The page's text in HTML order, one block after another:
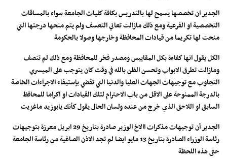
الجدير ان تخصصها يسمح لها بالتدريس بكافة كليات الجامعة سواء بالمساقات
التخصصية او الفرعية ومع ذلك مازالت تعاني التعسف ولم يتم منحها درجتها التي
منحت لها تكريما من قيادات المحافظة وخارجها وصولا بالحكومة
الكل يقول انها كفاءة بكل المقاييس ومصدر فخر للمحافظة ومع ذلك لم تنصف
ومازالت تطرق الابواب وتحسن الظن بالله في وقت كان يتوجب على الميسري
التجاوب مع توجيهات الجهات العليا والدنيا التي تقضي بإستيفاء الاجراءات الخاصة
بالدرجة الممنوحة على الاقل من باب الاحترام لتلك القيادات او اكراما للمحافظ
السابق او اللاحق الذي خرج من عنده ولسان الحال يقول كأنك يابوزيد ماغزيت
الجدير أن توجيهات مذكرات االاخ الوزير صادرة بتاريخ 29 ابريل معرزة بتوجيهات
رئاسة الوزراء الصادرة بتاريخ 13 مايو ايضا لم تجد الاذن الصاغية من رئاسة الجامعة
حتى هذه اللحظة